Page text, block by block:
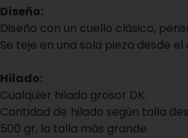
Diseño:
Diseño con un cuello clásico,
Se teje en una sola pieza desde
Hilado:
Cualquier hilado grosor DK.
Cantidad de hilado según talla
500 gr, la talla más grande.